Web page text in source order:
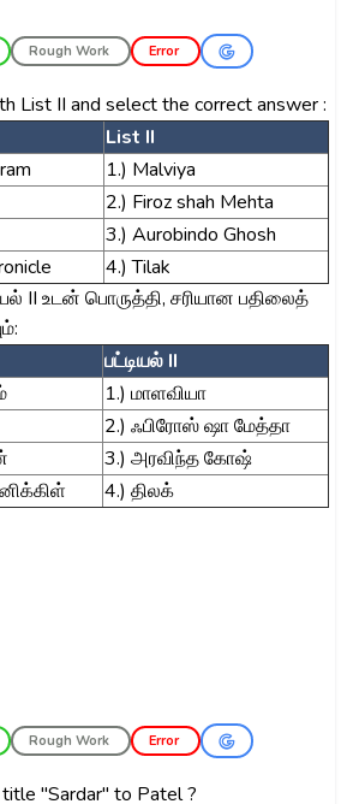
Rough Work Error
List II and select the correct answer :
List II
1.) Malviya
2.) Firoz shah Mehta
3.) Aurobindo Ghosh
4.) Tilak
II உடன் பொருத்தி, சரியான பதிலைத்
பட்டியல் II
1.) மாளவியா
2.) ஃபிரோஸ் ஷா மேத்தா
3.) அரவிந்த கோஷ்
4.) திலக்
Rough Work Error
"Sardar" to Patel ?